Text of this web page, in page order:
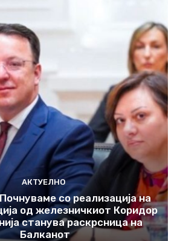
АКТУЕЛНО
со реализација на
од железничкиот Коридор
станува раскрсница на
Балканот